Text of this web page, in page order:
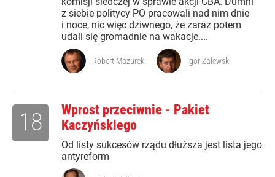
z siebie politycy PO pracowali nad nim dnie
i noce, nic więc dziwnego, że zaraz potem
udali się gromadnie na wakacje....
Robert Mazurek Igor Zalewski
Wprost przeciwnie - Pakiet
Kaczyńskiego
Od listy sukcesów rządu dłuższa jest lista jego
antyreform
18